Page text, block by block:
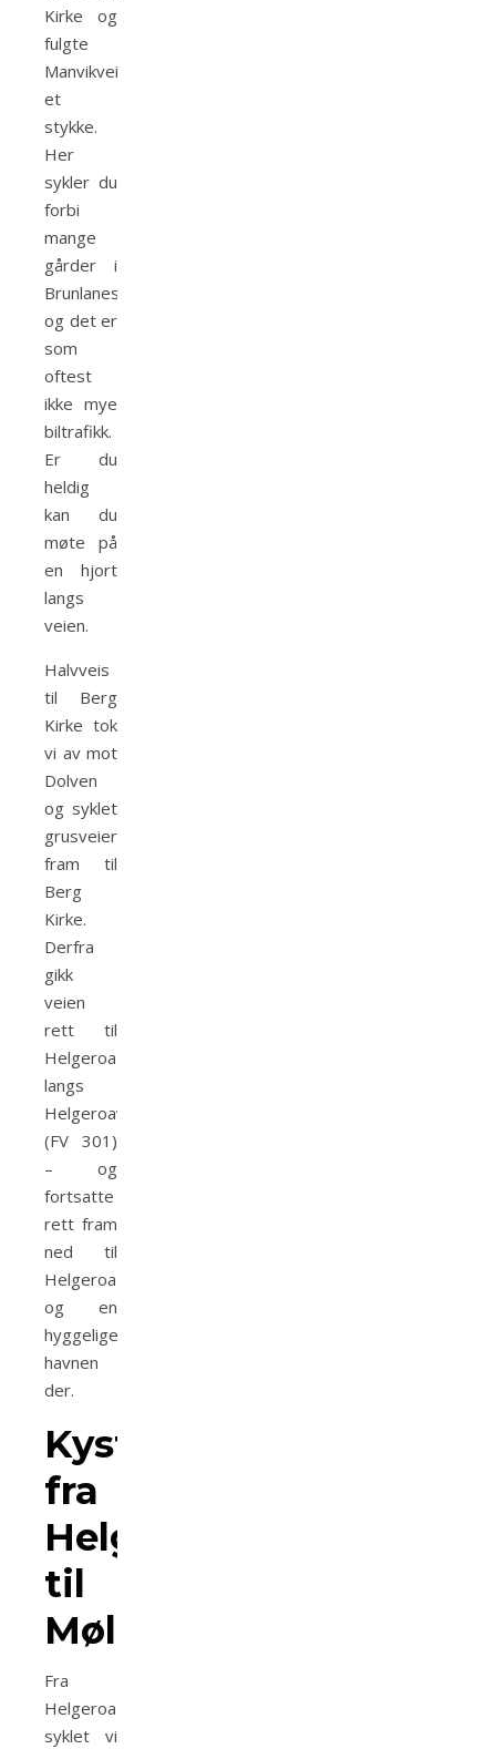
Kirke og
fulgte
Manvikveien
et
stykke.
Her
sykler du
forbi
mange
gårder i
Brunlanes
og det er
som
oftest
ikke mye
biltrafikk.
Er du
heldig
kan du
møte på
en hjort
langs
veien.
Halvveis
til Berg
Kirke tok
vi av mot
Dolven
og syklet
grusveier
fram til
Berg
Kirke.
Derfra
gikk
veien
rett til
Helgeroa
langs
Helgeroaveien
(FV 301)
– og
fortsatte
rett fram
ned til
Helgeroa
og en
hyggelige
havnen
der.
Kyststien
fra
Helgeroa
til
Mølen
Fra
Helgeroa
syklet vi